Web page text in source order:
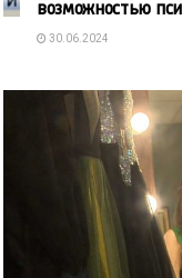
возможностью
30.06.2024